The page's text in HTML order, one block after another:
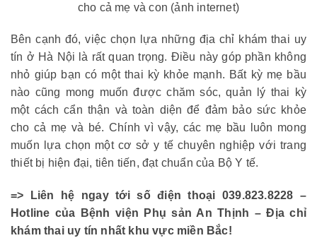
cho cả mẹ và con (ảnh internet)
Bên cạnh đó, việc chọn lựa những địa chỉ khám thai uy
tín ở Hà Nội là rất quan trọng. Điều này góp phần không
nhỏ giúp bạn có một thai kỳ khỏe mạnh. Bất kỳ mẹ bầu
nào cũng mong muốn được chăm sóc, quản lý thai kỳ
một cách cẩn thận và toàn diện để đảm bảo sức khỏe
cho cả mẹ và bé. Chính vì vậy, các mẹ bầu luôn mong
muốn lựa chọn một cơ sở y tế chuyên nghiệp với trang
thiết bị hiện đại, tiên tiến, đạt chuẩn của Bộ Y tế.
=> Liên hệ ngay tới số điện thoại 039.823.8228 –
Hotline của Bệnh viện Phụ sản An Thịnh – Địa chỉ
khám thai uy tín nhất khu vực miền Bắc!